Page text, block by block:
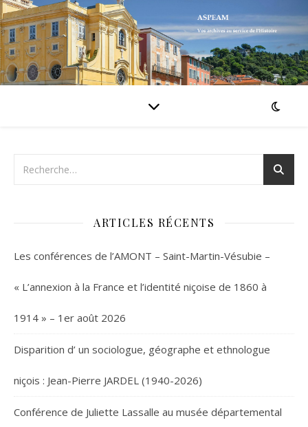
ARTICLES RÉCENTS
Les conférences de l’AMONT – Saint-Martin-Vésubie –
« L’annexion à la France et l’identité niçoise de 1860 à
1914 » – 1er août 2026
Disparition d’ un sociologue, géographe et ethnologue
niçois : Jean-Pierre JARDEL (1940-2026)
Conférence de Juliette Lassalle au musée départemental